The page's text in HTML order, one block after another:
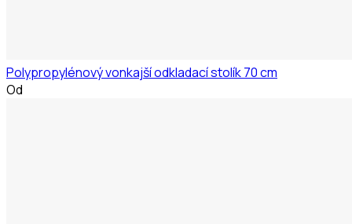
Polypropylénový vonkajší odkladací stolík 70 cm
Od